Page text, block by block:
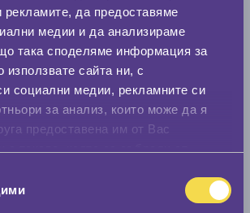
да предоставяме
медии и да анализираме
така споделяме информация за
използвате сайта ни, с
социални медии, рекламните си
за анализ, които може да я
предоставена им от Вас
Нов размер